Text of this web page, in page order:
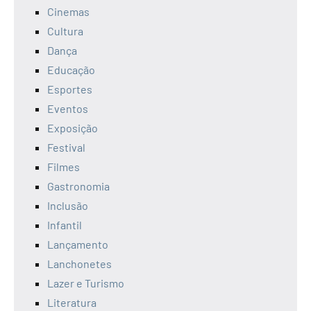
Cinemas
Cultura
Dança
Educação
Esportes
Eventos
Exposição
Festival
Filmes
Gastronomia
Inclusão
Infantil
Lançamento
Lanchonetes
Lazer e Turismo
Literatura